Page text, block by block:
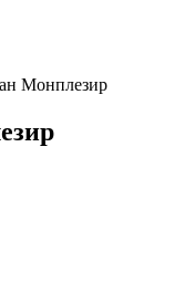
Монплезир